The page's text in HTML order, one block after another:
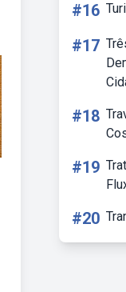
#16
#17
#18
#19
#20